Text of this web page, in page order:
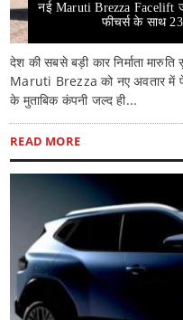
नई Maruti Brezza Facelift
फीचर्स के साथ
देश की सबसे बड़ी कार निर्माता
Maruti Brezza को नए अवतार में पेश
के मुताबिक कंपनी जल्द ही...
READ MORE